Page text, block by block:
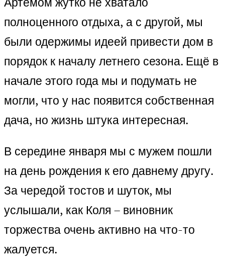
полноценного отдыха, а с другой, мы
были одержимы идеей привести дом в
порядок к началу летнего сезона. Ещё в
начале этого года мы и подумать не
могли, что у нас появится собственная
дача, но жизнь штука интересная.
В середине января мы с мужем пошли
на день рождения к его давнему другу.
За чередой тостов и шуток, мы
услышали, как Коля – виновник
торжества очень активно на что-то
жалуется.